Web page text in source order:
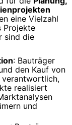
eine Vielzahl
Projekte
sind die
: Bauträger
den Kauf von
verantwortlich,
realisiert
und